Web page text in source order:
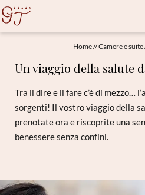
Home//Camere e suite
Un viaggio della salute
Tra il dire e il fare c’è di mezzo…
sorgenti! Il vostro viaggio della
prenotate ora e riscoprite una
benessere senza confini.